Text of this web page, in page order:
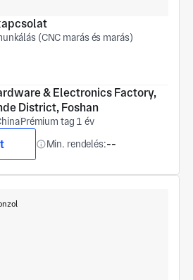
(CNC marás és marás)
& Electronics Factory,
District, Foshan
Prémium tag 1 év
Min. rendelés:--